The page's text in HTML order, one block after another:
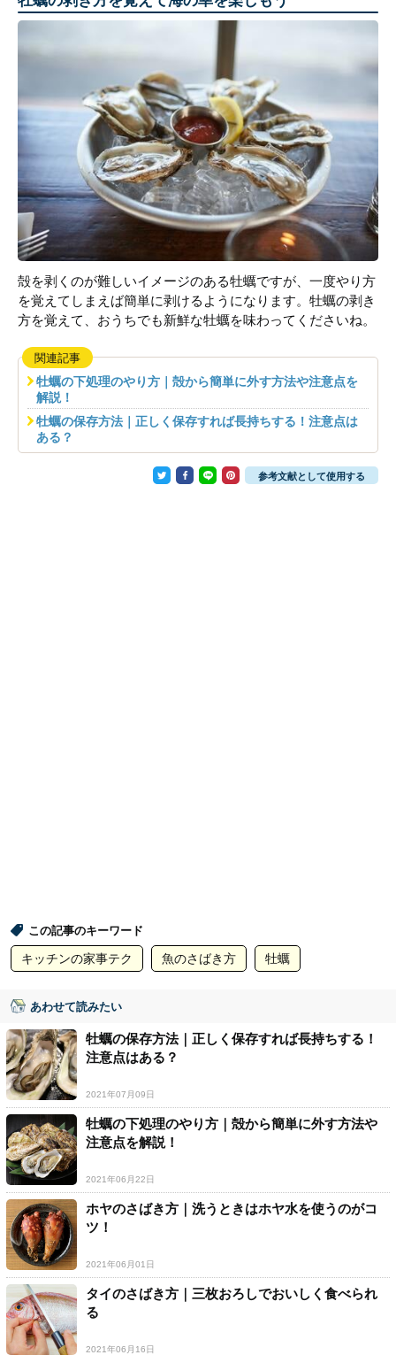
殻を剥くのが難しいイメージのある牡蠣ですが、一度やり方
を覚えてしまえば簡単に剥けるようになります。牡蠣の剥き
方を覚えて、おうちでも新鮮な牡蠣を味わってくださいね。
関連記事
牡蠣の下処理のやり方｜殻から簡単に外す方法や注意点を
解説！
牡蠣の保存方法｜正しく保存すれば長持ちする！注意点は
ある？
参考文献として使用する
この記事のキーワード
キッチンの家事テク 魚のさばき方 牡蠣
あわせて読みたい
牡蠣の保存方法｜正しく保存すれば長持ちする！
注意点はある？
2021年07月09日
牡蠣の下処理のやり方｜殻から簡単に外す方法や
注意点を解説！
2021年06月22日
ホヤのさばき方｜洗うときはホヤ水を使うのがコ
ツ！
2021年06月01日
タイのさばき方｜三枚おろしでおいしく食べられ
る
2021年06月16日